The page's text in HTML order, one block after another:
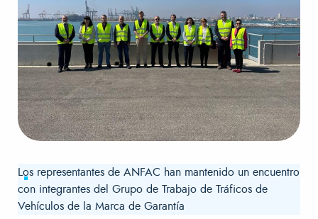
Los representantes de ANFAC han mantenido un encuentro
con integrantes del Grupo de Trabajo de Tráficos de
Vehículos de la Marca de Garantía